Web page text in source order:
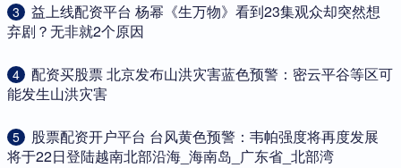
3
​益上线配资平台 杨幂《生万物》看到23集观众却突然想
弃剧？无非就2个原因
4
​配资买股票 北京发布山洪灾害蓝色预警：密云平谷等区可
能发生山洪灾害
5
​股票配资开户平台 台风黄色预警：韦帕强度将再度发展
将于22日登陆越南北部沿海_海南岛_广东省_北部湾